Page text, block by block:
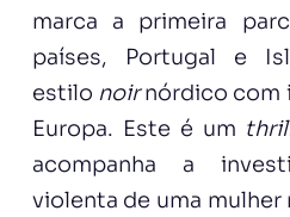
marca a primeira
países, Portugal e
estilo noirnórdico com
Europa. Este é um
acompanha a
violenta de uma mulher